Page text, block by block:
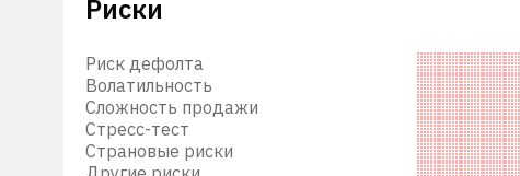
Риски
Риск дефолта
Волатильность
Сложность продажи
Стресс-тест
Страновые риски